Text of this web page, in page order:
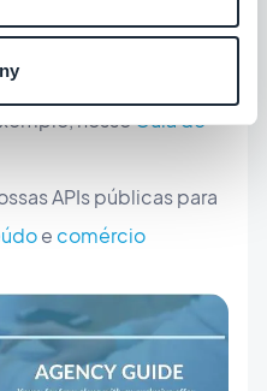
regularmente
nossoGuia de
APIs públicas para
ecomércio